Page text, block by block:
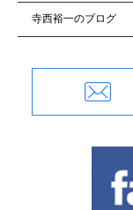
寺西裕一のブログ